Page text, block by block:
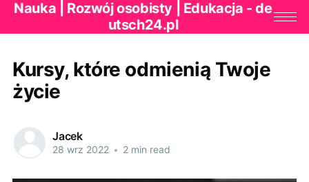
Nauka | Rozwój osobisty | Edukacja - de
utsch24.pl
Kursy, które odmienią Twoje
życie
Jacek
28 wrz 2022 • 2 min read